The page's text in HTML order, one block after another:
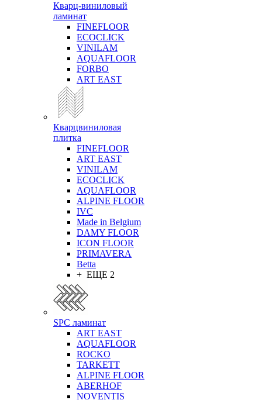
Кварц-виниловый
ламинат
FINEFLOOR
ECOCLICK
VINILAM
AQUAFLOOR
FORBO
ART EAST
Кварцвиниловая
плитка
FINEFLOOR
ART EAST
VINILAM
ECOCLICK
AQUAFLOOR
ALPINE FLOOR
IVC
Made in Belgium
DAMY FLOOR
ICON FLOOR
PRIMAVERA
Betta
+ ЕЩЕ 2
SPC ламинат
ART EAST
AQUAFLOOR
ROCKO
TARKETT
ALPINE FLOOR
ABERHOF
NOVENTIS